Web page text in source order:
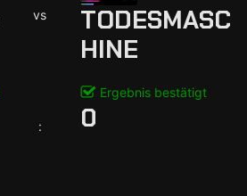
vs
TODESMASC
HINE
Ergebnis bestätigt
: 0